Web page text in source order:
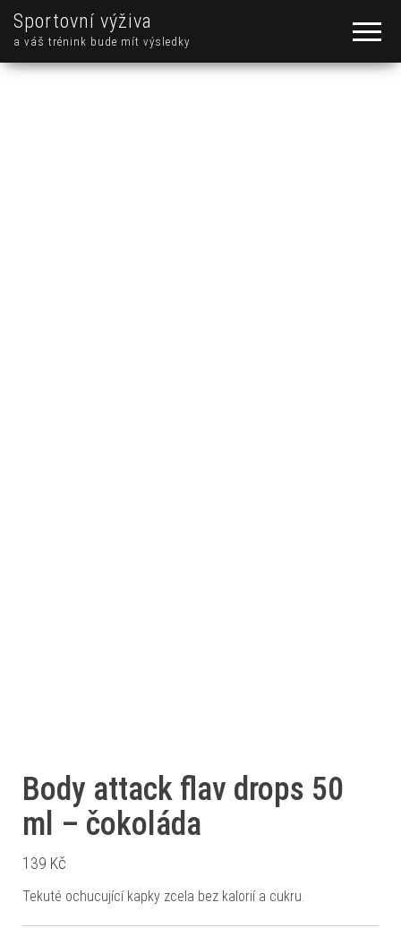
Sportovní výživa
a váš trénink bude mít výsledky
Body attack flav drops 50
ml – čokoláda
139 Kč
Tekuté ochucující kapky zcela bez kalorií a cukru.